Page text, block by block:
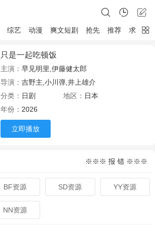
综艺 动漫 爽文短剧 抢先 推荐 求片
只是一起吃顿饭
主演： 早见明里,伊藤健太郎
导演： 吉野主,小川弹,井上雄介
分类： 日剧 地区： 日本
年份： 2026
立即播放
※※※ 报 错 ※※※
BF资源 SD资源 YY资源
NN资源